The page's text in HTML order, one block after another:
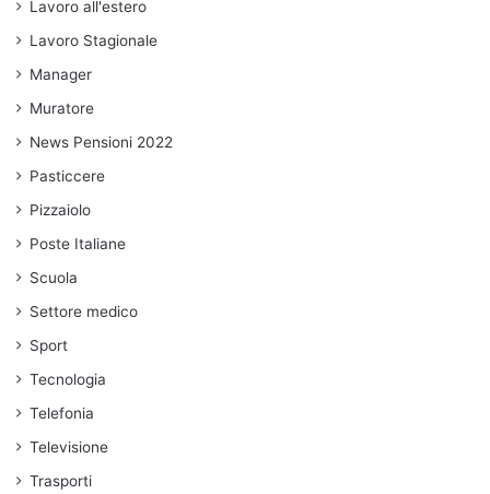
Lavoro all'estero
Lavoro Stagionale
Manager
Muratore
News Pensioni 2022
Pasticcere
Pizzaiolo
Poste Italiane
Scuola
Settore medico
Sport
Tecnologia
Telefonia
Televisione
Trasporti